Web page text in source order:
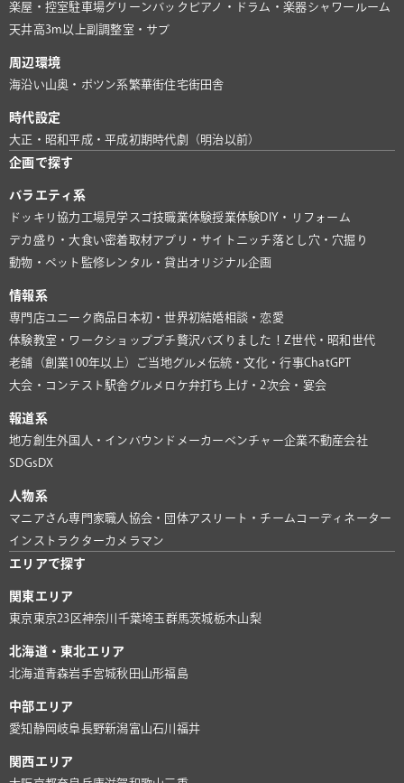
楽屋・控室駐車場グリーンバック ピアノ・ドラム・楽器シャワールーム
天井高3m以上副調整室・サブ
周辺環境
海沿い山奥・ポツン系繁華街住宅街田舎
時代設定
大正・昭和平成・平成初期時代劇（明治以前）
企画で探す
バラエティ系
ドッキリ協力 工場見学 スゴ技職業体験授業体験 DIY・リフォーム
デカ盛り・大食い密着取材アプリ・サイト ニッチ落とし穴・穴掘り
動物・ペット 監修 レンタル・貸出オリジナル企画
情報系
専門店ユニーク商品 日本初・世界初結婚相談・恋愛
体験教室・ワークショッププチ贅沢バズりました！ Z世代・昭和世代
老舗（創業100年以上）
ご当地グルメ 伝統・文化・行事ChatGPT
大会・コンテスト 駅舎グルメ ロケ弁打ち上げ・2次会・宴会
報道系
地方創生外国人・インバウンド メーカー ベンチャー企業不動産会社
SDGs DX
人物系
マニアさん専門家 職人 協会・団体アスリート・チーム コーディネーター
インストラクターカメラマン
エリアで探す
関東エリア
東京 東京23区神奈川 千葉埼玉群馬茨城栃木山梨
北海道・東北エリア
北海道青森岩手宮城秋田 山形福島
中部エリア
愛知 静岡 岐阜長野新潟富山石川 福井
関西エリア